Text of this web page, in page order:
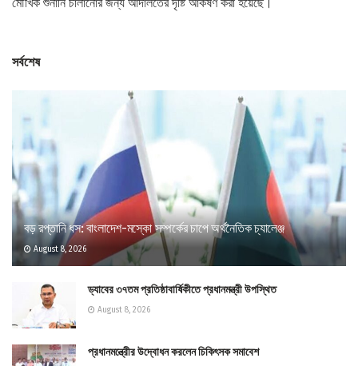
মৌখিক শুনানি চালানোর জন্য আদালতের দৃষ্টি আকর্ষণ করা হয়েছে।
সর্বশেষ
বড় রপ্তানি ধস: বাংলাদেশ-মস্কো সম্পর্কের চাপে অর্থনৈতিক চ্যালেঞ্জ
August 8, 2026
ড্যাবের ৩৭তম প্রতিষ্ঠাবার্ষিকীতে প্রধানমন্ত্রী উপস্থিত
August 8, 2026
প্রধানমন্ত্রীের উদ্বোধন করলেন চিকিৎসক সমাবেশ